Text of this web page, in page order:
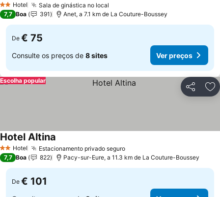
2 Estrelas
Hotel Sala de ginástica no local
7,7 Boa 391 Anet, a 7.1 km de La Couture-Boussey
De € 75
Consulte os preços de 8 sites Ver preços
Partilhar
Escolha popular
2 Estrelas
Hotel Estacionamento privado seguro
Hotel Altina
7,7 Boa 822 Pacy-sur-Eure, a 11.3 km de La Couture-Boussey
De € 101